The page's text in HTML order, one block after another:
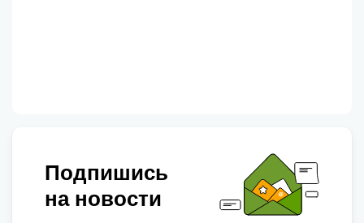
Подпишись
на новости